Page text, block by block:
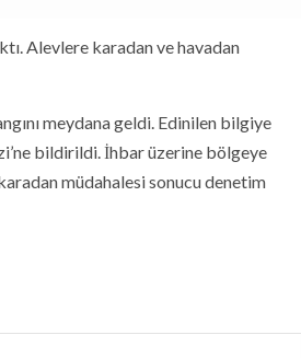
Alevlere karadan ve havadan
meydana geldi. Edinilen bilgiye
bildirildi. İhbar üzerine bölgeye
müdahalesi sonucu denetim